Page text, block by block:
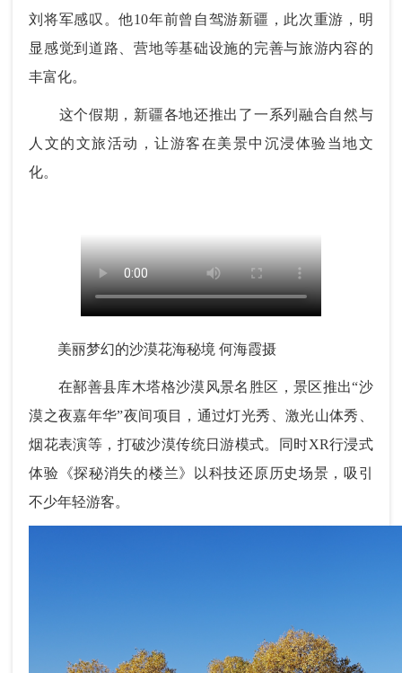
刘将军感叹。他10年前曾自驾游新疆，此次重游，明
显感觉到道路、营地等基础设施的完善与旅游内容的
丰富化。
这个假期，新疆各地还推出了一系列融合自然与
人文的文旅活动，让游客在美景中沉浸体验当地文
化。
美丽梦幻的沙漠花海秘境 何海霞摄
在鄯善县库木塔格沙漠风景名胜区，景区推出“沙
漠之夜嘉年华”夜间项目，通过灯光秀、激光山体秀、
烟花表演等，打破沙漠传统日游模式。同时XR行浸式
体验《探秘消失的楼兰》以科技还原历史场景，吸引
不少年轻游客。